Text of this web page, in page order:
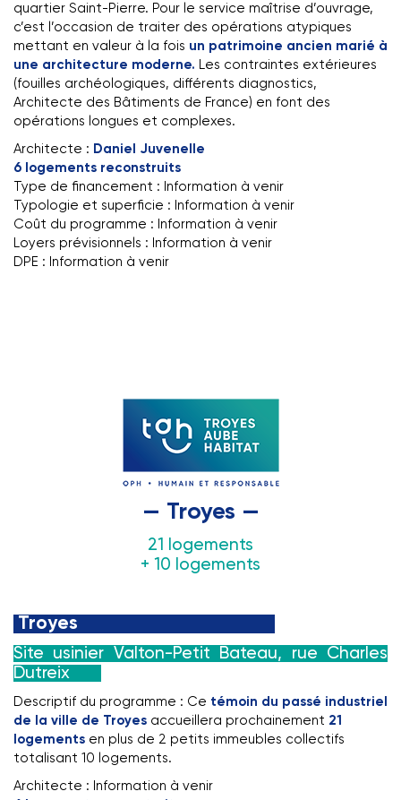
quartier Saint-Pierre. Pour le service maîtrise d’ouvrage,
c’est l’occasion de traiter des opérations atypiques
mettant en valeur à la fois un patrimoine ancien marié à
une architecture moderne.
Les contraintes extérieures
(fouilles archéologiques, différents diagnostics,
Architecte des Bâtiments de France) en font des
opérations longues et complexes.
Architecte : Daniel Juvenelle
6 logements reconstruits
Type de financement : Information à venir
Typologie et superficie : Information à venir
Coût du programme : Information à venir
Loyers prévisionnels : Information à venir
DPE : Information à venir
— Troyes —
21 logements
+ 10 logements
Troyes
Site usinier Valton-Petit Bateau, rue Charles
Dutreix
Descriptif du programme : Ce témoin du passé industriel
de la ville de Troyes accueillera prochainement 21
logements en plus de 2 petits immeubles collectifs
totalisant 10 logements.
Architecte : Information à venir